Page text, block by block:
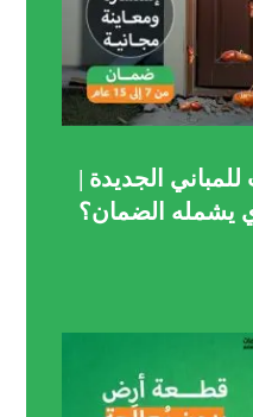
10 سنوات للمباني الجديدة |
يشمله الضمان؟